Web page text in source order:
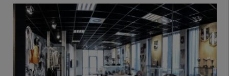
HERTEL
Natuurgras
Wedstrijd